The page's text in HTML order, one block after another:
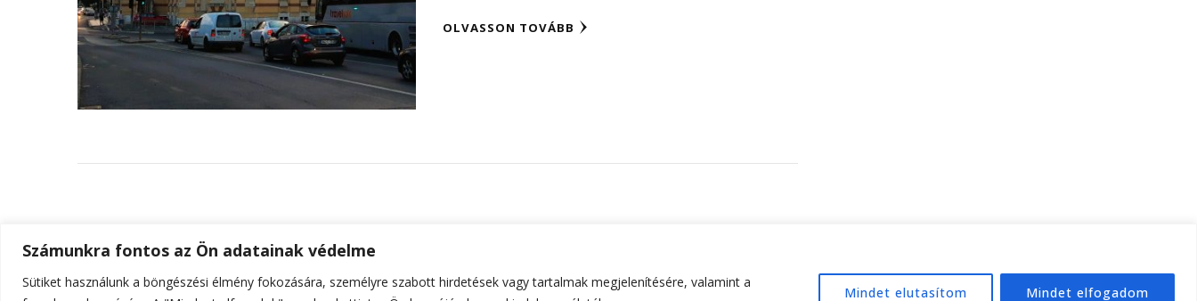
Számunkra fontos az Ön adatainak védelme
Sütiket használunk a böngészési élmény fokozására, személyre szabott hirdetések vagy tartalmak megjelenítésére, valamint a
Mindet elutasítom Mindet elfogadom
OLVASSON TOVÁBB